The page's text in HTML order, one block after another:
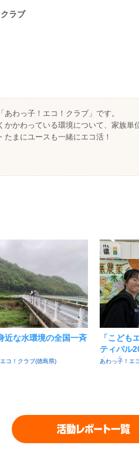
ラブ
わっ子！エコ！クラブ」です。
かかわっている環境について、家族単
まにユースも一緒にエコ活！
近な水環境の全国一斉
コ！クラブ(徳島県)
「こども
ティバル
☆30年の
あわっ子！エ